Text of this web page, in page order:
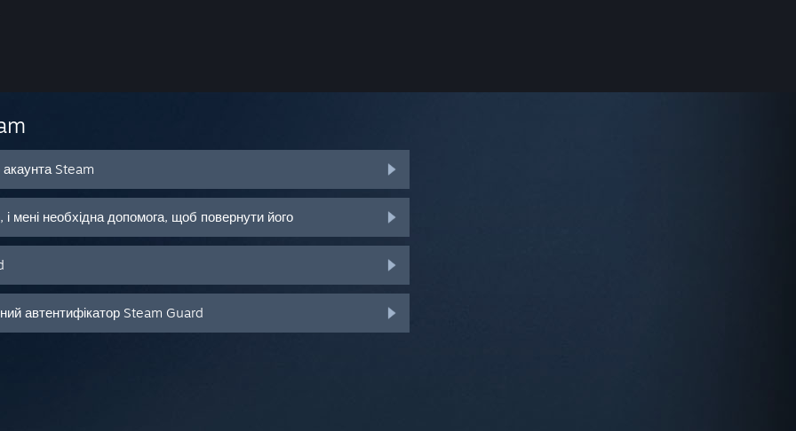
акаунта Steam
мені необхідна допомога, щоб повернути його
автентифікатор Steam Guard